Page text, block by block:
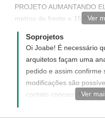
PROJETO AUMANTANDO
metros de frente e 15,90 de
LADO E MUDANDO O
OS SEGUINTES
CAIXA Registro do Projeto
Projeto Elétrico Orçamento
SABER O VALOR FINAL
MUDANÇAS E ESSES
Ver
Soprojetos
Oi Joabe! É necessário
arquitetos façam uma
pedido e assim confirme
modificações são
contato conosco Ver